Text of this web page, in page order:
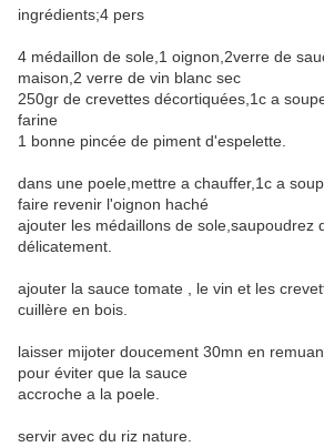
ingrédients;4 pers
4 médaillon de sole,1 oignon,2verre de
maison,2 verre de vin blanc sec
250gr de crevettes décortiquées,1c a
farine
1 bonne pincée de piment d'espelette.
dans une poele,mettre a chauffer,1c a
faire revenir l'oignon haché
ajouter les médaillons de sole,saupoudrez
délicatement.
ajouter la sauce tomate , le vin et les
cuillère en bois.
laisser mijoter doucement 30mn en
pour éviter que la sauce
accroche a la poele.
servir avec du riz nature.